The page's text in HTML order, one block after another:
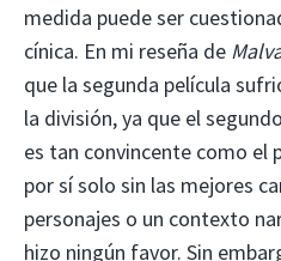
medida puede ser
cínica. En mi reseña de
que la segunda película
la división, ya que el
es tan convincente como el
por sí solo sin las mejores
personajes o un contexto
hizo ningún favor. Sin